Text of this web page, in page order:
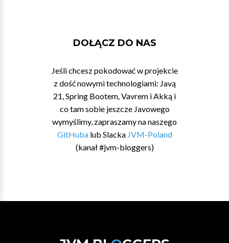
DOŁĄCZ DO NAS
Jeśli chcesz pokodować w projekcie
z dość nowymi technologiami: Javą
21, Spring Bootem, Vavrem i Akką i
co tam sobie jeszcze Javowego
wymyślimy, zapraszamy na naszego
GitHubalub Slacka JVM-Poland
(kanał #jvm-bloggers)